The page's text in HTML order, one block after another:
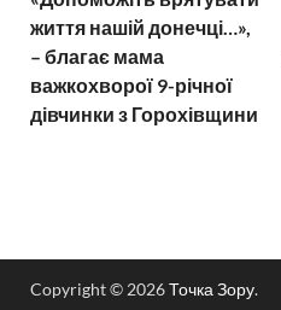
життя нашій донечці…»,
– благає мама
важкохворої 9-річної
дівчинки з Горохівщини
Copyright © 2026Точка Зору.